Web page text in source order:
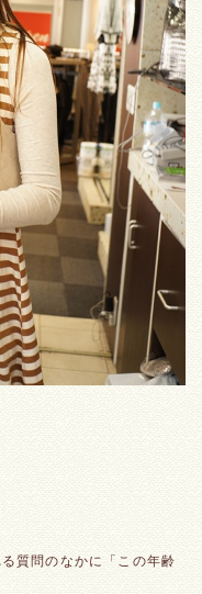
質問のなかに「この年齢